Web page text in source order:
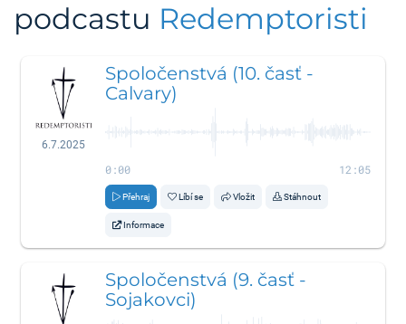
podcastu Redemptoristi
6.7.2025
Spoločenstvá (10. časť -
Calvary)
0:00 12:05
Přehraj Líbí se Vložit Stáhnout
Informace
Spoločenstvá (9. časť -
Sojakovci)